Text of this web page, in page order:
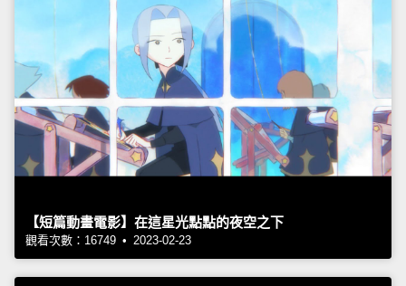
【短篇動畫電影】在這星光點點的夜空之下
觀看次數：16749 • 2023-02-23